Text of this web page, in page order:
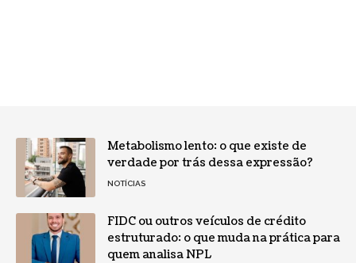
Metabolismo lento: o que existe de
verdade por trás dessa expressão?
NOTÍCIAS
FIDC ou outros veículos de crédito
estruturado: o que muda na prática para
quem analisa NPL